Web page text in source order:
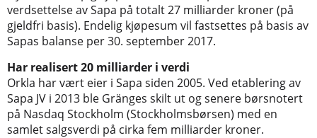
verdsettelse av Sapa på totalt 27 milliarder kroner (på
gjeldfri basis). Endelig kjøpesum vil fastsettes på basis av
Sapas balanse per 30. september 2017.
Har realisert 20 milliarder i verdi
Orkla har vært eier i Sapa siden 2005. Ved etablering av
Sapa JV i 2013 ble Gränges skilt ut og senere børsnotert
på Nasdaq Stockholm (Stockholmsbørsen) med en
samlet salgsverdi på cirka fem milliarder kroner.